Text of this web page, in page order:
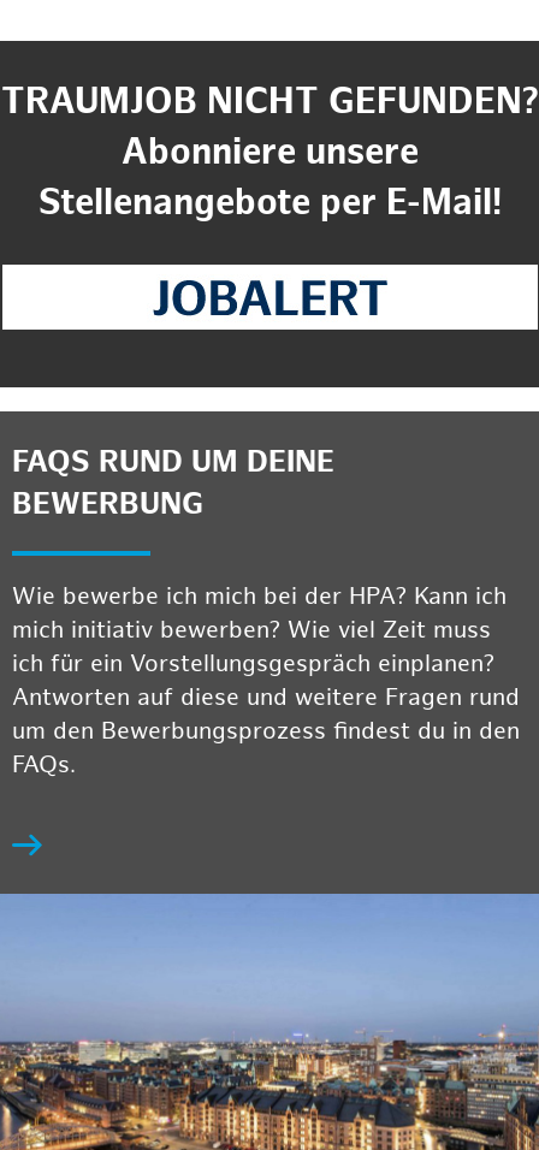
TRAUMJOB NICHT GEFUNDEN?
Abonniere unsere
Stellenangebote per E-Mail!
FAQS RUND UM DEINE
BEWERBUNG
Wie bewerbe ich mich bei der HPA? Kann ich
mich initiativ bewerben? Wie viel Zeit muss
ich für ein Vorstellungsgespräch einplanen?
Antworten auf diese und weitere Fragen rund
um den Bewerbungsprozess findest du in den
FAQs.